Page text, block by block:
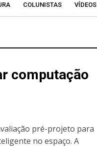
COLUNISTAS VÍDEOS
computação
pré-projeto para
no espaço. A